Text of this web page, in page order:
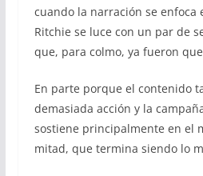
cuando la narración se enfoca
Ritchie se luce con un par de
que, para colmo, ya fueron
En parte porque el contenido
demasiada acción y la
sostiene principalmente en el
mitad, que termina siendo lo